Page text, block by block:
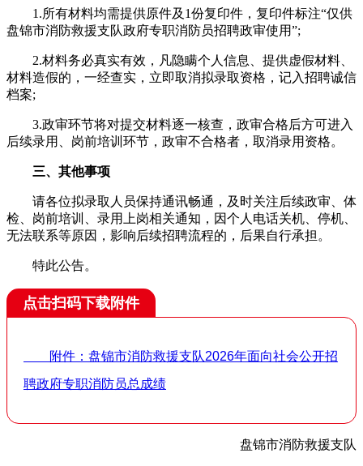
1.所有材料均需提供原件及1份复印件，复印件标注“仅供
盘锦市消防救援支队政府专职消防员招聘政审使用”;
2.材料务必真实有效，凡隐瞒个人信息、提供虚假材料、
材料造假的，一经查实，立即取消拟录取资格，记入招聘诚信
档案;
3.政审环节将对提交材料逐一核查，政审合格后方可进入
后续录用、岗前培训环节，政审不合格者，取消录用资格。
三、其他事项
请各位拟录取人员保持通讯畅通，及时关注后续政审、体
检、岗前培训、录用上岗相关通知，因个人电话关机、停机、
无法联系等原因，影响后续招聘流程的，后果自行承担。
特此公告。
点击扫码下载附件
附件：盘锦市消防救援支队2026年面向社会公开招
聘政府专职消防员总成绩
盘锦市消防救援支队